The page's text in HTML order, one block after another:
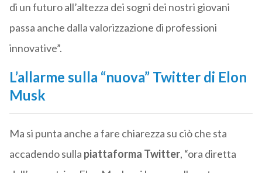
di un futuro all’altezza dei sogni dei nostri giovani
passa anche dalla valorizzazione di professioni
innovative”.
L’allarme sulla “nuova” Twitter di Elon
Musk
Ma si punta anche a fare chiarezza su ciò che sta
accadendo sulla piattaforma Twitter, “ora diretta